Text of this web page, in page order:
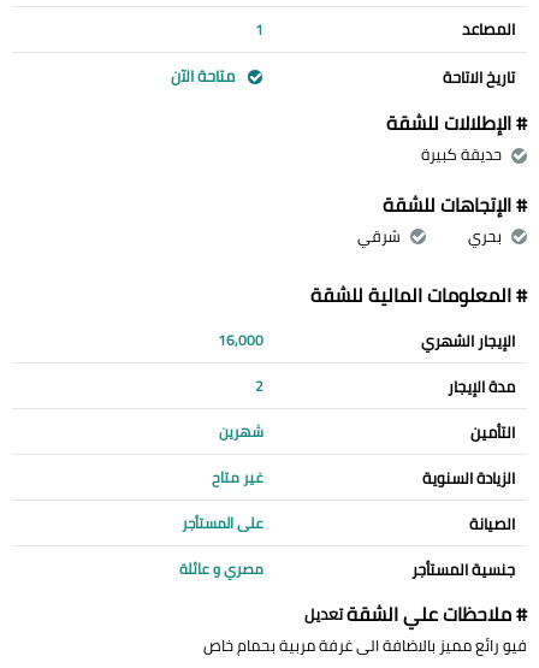
المصاعد 1
تاريخ الاتاحة متاحة الآن
# الإطلالات للشقة
حديقة كبيرة
# الإتجاهات للشقة
بحري شرقي
# المعلومات المالية للشقة
الإيجار الشهري 16,000
مدة الإيجار 2
التأمين شهرين
الزيادة السنوية غير متاح
الصيانة على المستأجر
جنسية المستأجر مصري و عائلة
# ملاحظات علي الشقةتعديل
فيو رائع مميز بالاضافة الى غرفة مربية بحمام خاص